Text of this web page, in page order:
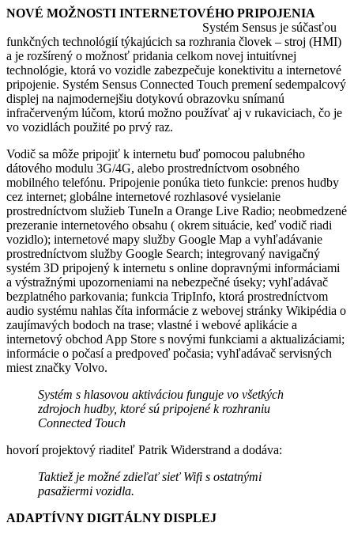
NOVÉ MOŽNOSTI INTERNETOVÉHO PRIPOJENIA
Systém Sensus je súčasťou
funkčných technológií týkajúcich sa rozhrania človek – stroj (HMI)
a je rozšírený o možnosť pridania celkom novej intuitívnej
technológie, ktorá vo vozidle zabezpečuje konektivitu a internetové
pripojenie. Systém Sensus Connected Touch premení sedempalcový
displej na najmodernejšiu dotykovú obrazovku snímanú
infračerveným lúčom, ktorú možno používať aj v rukaviciach, čo je
vo vozidlách použité po prvý raz.
Vodič sa môže pripojiť k internetu buď pomocou palubného
dátového modulu 3G/4G, alebo prostredníctvom osobného
mobilného telefónu. Pripojenie ponúka tieto funkcie: prenos hudby
cez internet; globálne internetové rozhlasové vysielanie
prostredníctvom služieb TuneIn a Orange Live Radio; neobmedzené
prezeranie internetového obsahu ( okrem situácie, keď vodič riadi
vozidlo); internetové mapy služby Google Map a vyhľadávanie
prostredníctvom služby Google Search; integrovaný navigačný
systém 3D pripojený k internetu s online dopravnými informáciami
a výstražnými upozorneniami na nebezpečné úseky; vyhľadávač
bezplatného parkovania; funkcia TripInfo, ktorá prostredníctvom
audio systému nahlas číta informácie z webovej stránky Wikipédia o
zaujímavých bodoch na trase; vlastné i webové aplikácie a
internetový obchod App Store s novými funkciami a aktualizáciami;
informácie o počasí a predpoveď počasia; vyhľadávač servisných
miest značky Volvo.
Systém s hlasovou aktiváciou funguje vo všetkých
zdrojoch hudby, ktoré sú pripojené k rozhraniu
Connected Touch
hovorí projektový riaditeľ Patrik Widerstrand a dodáva:
Taktiež je možné zdieľať sieť Wifi s ostatnými
pasažiermi vozidla.
ADAPTÍVNY DIGITÁLNY DISPLEJ